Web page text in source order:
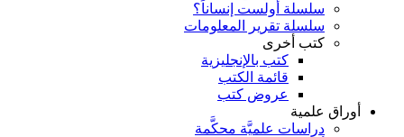
سلسلة أولست إنساناً؟
سلسلة تقرير المعلومات
كتب أخرى
كتب بالإنجليزية
قائمة الكتب
عروض كتب
أوراق علمية
دراسات علميَّة محكَّمة